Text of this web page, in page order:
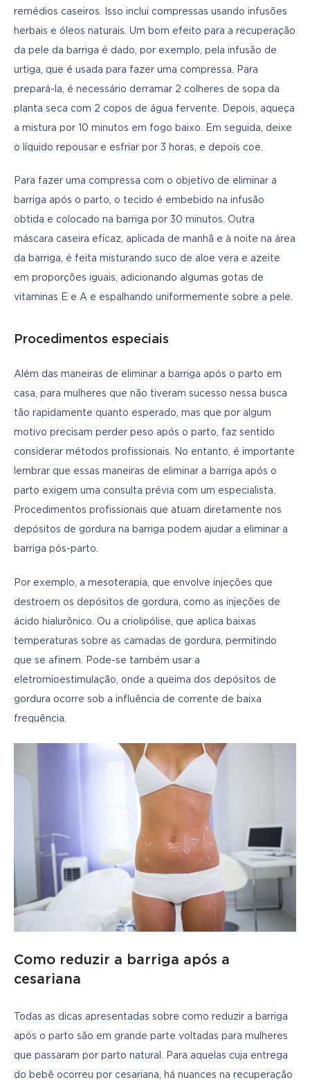
remédios caseiros. Isso inclui compressas usando infusões
herbais e óleos naturais. Um bom efeito para a recuperação
da pele da barriga é dado, por exemplo, pela infusão de
urtiga, que é usada para fazer uma compressa. Para
prepará-la, é necessário derramar 2 colheres de sopa da
planta seca com 2 copos de água fervente. Depois, aqueça
a mistura por 10 minutos em fogo baixo. Em seguida, deixe
o líquido repousar e esfriar por 3 horas, e depois coe.
Para fazer uma compressa com o objetivo de eliminar a
barriga após o parto, o tecido é embebido na infusão
obtida e colocado na barriga por 30 minutos. Outra
máscara caseira eficaz, aplicada de manhã e à noite na área
da barriga, é feita misturando suco de aloe vera e azeite
em proporções iguais, adicionando algumas gotas de
vitaminas E e A e espalhando uniformemente sobre a pele.
Procedimentos especiais
Além das maneiras de eliminar a barriga após o parto em
casa, para mulheres que não tiveram sucesso nessa busca
tão rapidamente quanto esperado, mas que por algum
motivo precisam perder peso após o parto, faz sentido
considerar métodos profissionais. No entanto, é importante
lembrar que essas maneiras de eliminar a barriga após o
parto exigem uma consulta prévia com um especialista.
Procedimentos profissionais que atuam diretamente nos
depósitos de gordura na barriga podem ajudar a eliminar a
barriga pós-parto.
Por exemplo, a mesoterapia, que envolve injeções que
destroem os depósitos de gordura, como as injeções de
ácido hialurônico. Ou a criolipólise, que aplica baixas
temperaturas sobre as camadas de gordura, permitindo
que se afinem. Pode-se também usar a
eletromioestimulação, onde a queima dos depósitos de
gordura ocorre sob a influência de corrente de baixa
frequência.
Como reduzir a barriga após a
cesariana
Todas as dicas apresentadas sobre como reduzir a barriga
após o parto são em grande parte voltadas para mulheres
que passaram por parto natural. Para aquelas cuja entrega
do bebê ocorreu por cesariana, há nuances na recuperação